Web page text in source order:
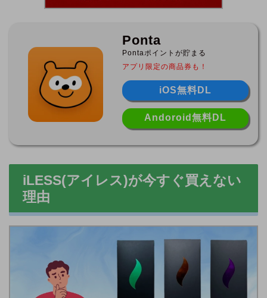
Ponta
Pontaポイントが貯まる
アプリ限定の商品券も！
iOS無料DL
Andoroid無料DL
iLESS(アイレス)が今すぐ買えない
理由